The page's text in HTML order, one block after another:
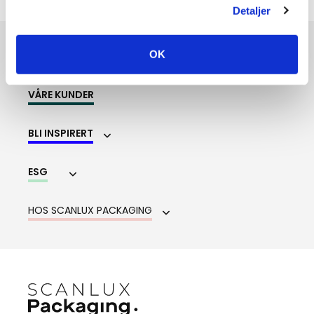
Detaljer
OK
VÅRE KUNDER
BLI INSPIRERT
ESG
HOS SCANLUX PACKAGING